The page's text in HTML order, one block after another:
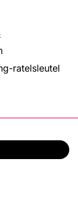
ratelsleutel